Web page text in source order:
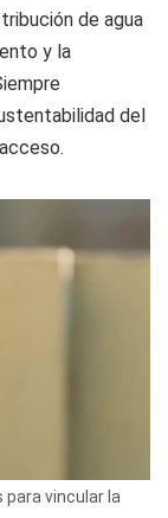
de agua
y la
del
vincular la